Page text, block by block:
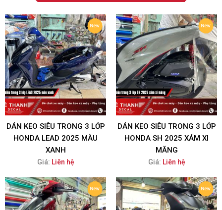
DÁN KEO SIÊU TRONG 3 LỚP
HONDA LEAD 2025 MÀU
XANH
Giá: Liên hệ
DÁN KEO SIÊU TRONG 3 LỚP
HONDA SH 2025 XÁM XI
MĂNG
Giá: Liên hệ